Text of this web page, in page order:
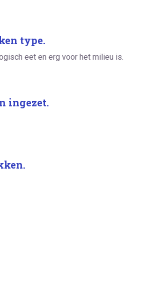
type.
eet en erg voor het milieu is.
ingezet.